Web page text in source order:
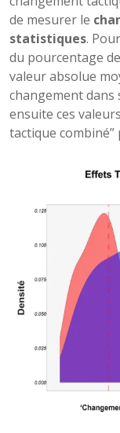
de mesurer le
statistiques.
du pourcentage
valeur absolue
changement dans
ensuite ces
tactique